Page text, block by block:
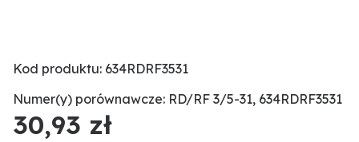
Kod produktu: 634RDRF3531
Numer(y) porównawcze: RD/RF 3/5-31, 634RDRF3531
30,93 zł